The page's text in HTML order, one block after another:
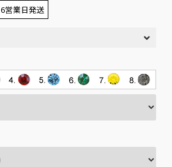
6営業日発送